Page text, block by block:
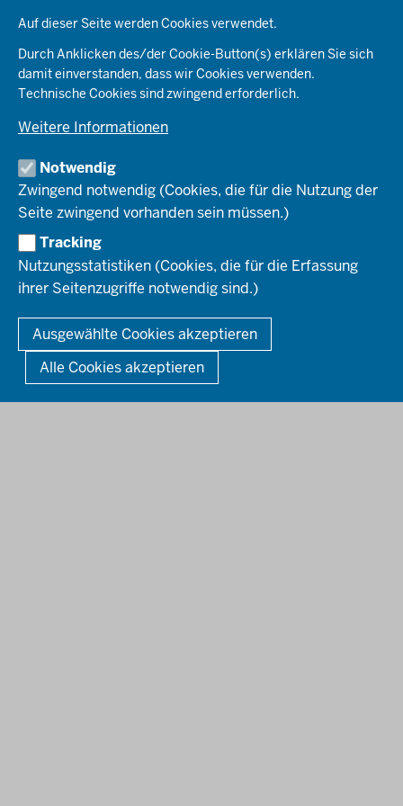
Auf dieser Seite werden Cookies verwendet.
Durch Anklicken des/der Cookie-Button(s) erklären Sie sich
damit einverstanden, dass wir Cookies verwenden.
Technische Cookies sind zwingend erforderlich.
Weitere Informationen
Notwendig
Zwingend notwendig (Cookies, die für die Nutzung der
Seite zwingend vorhanden sein müssen.)
Tracking
Nutzungsstatistiken (Cookies, die für die Erfassung
ihrer Seitenzugriffe notwendig sind.)
Ausgewählte Cookies akzeptieren
Alle Cookies akzeptieren
Kommunales & Wirtschaft
Planen & Bauen
Schule & Bildung
Umwelt & Natur
Aktenpläne
Organisationsstruktur
Behördenleitung
Die Bezirksregierung
Organisationsplan
Institutionen
Arbeitgeberprofil
Stellenangebote
Ausbildung
PRESSE
Pressefotos
Social-Media-Kanäle
REGIONALRAT DÜSSELDORF
SERVICES
Bekanntmachungen
Förderprogramme
Kontakt
Mediathek
So finden Sie uns
Anerkennung von Bildungsnachweisen
Offenlagen
HOTLINE
© 2026 Bezirksregierung Düsseldorf
Fußzeile
DATENSCHUTZ BARRIEREFREIHEIT
IMPRESSUM
KONTAKT